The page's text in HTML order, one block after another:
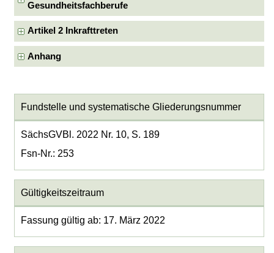
Gesundheitsfachberufe
Artikel 2 Inkrafttreten
Anhang
Fundstelle und systematische Gliederungsnummer
SächsGVBl. 2022 Nr. 10, S. 189
Fsn-Nr.: 253
Gültigkeitszeitraum
Fassung gültig ab: 17. März 2022